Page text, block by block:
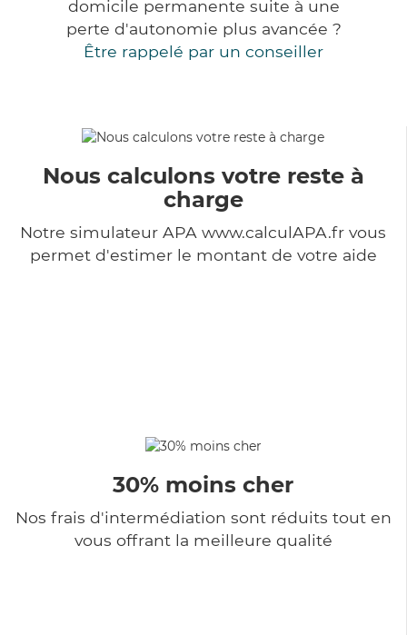
domicile permanente suite à une
perte d'autonomie plus avancée ?
Être rappelé par un conseiller
Nous calculons votre reste à
charge
Notre simulateur APA www.calculAPA.fr vous
permet d'estimer le montant de votre aide
30% moins cher
Nos frais d'intermédiation sont réduits tout en
vous offrant la meilleure qualité